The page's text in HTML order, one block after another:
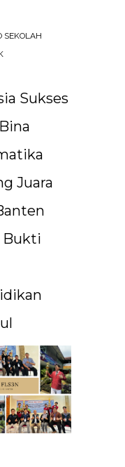
SEKOLAH
Sukses
Juara
Bukti